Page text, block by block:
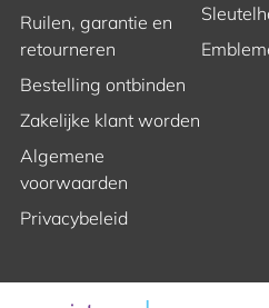
Ruilen, garantie en
retourneren
Bestelling ontbinden
Zakelijke klant worden
Algemene
voorwaarden
Privacybeleid